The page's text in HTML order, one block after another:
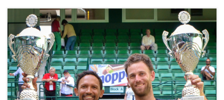
International